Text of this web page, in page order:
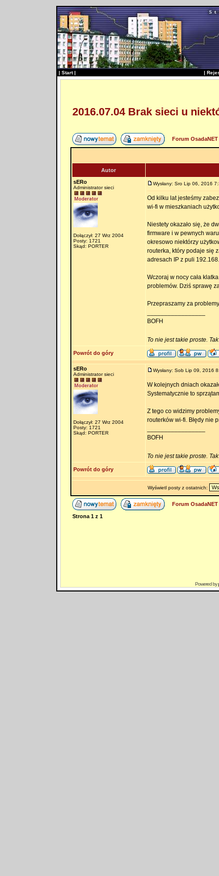
| Start| |
2016.07.04 Brak sieci u
Forum
Autor
sERo
Administrator sieci
Dołączył: 27 Wrz 2004
Posty: 1721
Skąd: PORTER
Wysłany: Sro Lip 06, 2016
Od kilku lat jesteśmy
wi-fi w mieszkaniach
Niestety okazało się, że
firmware i w pewnych
okresowo niektórzy
routerka, który podaje się
adresach IP z puli
Wczoraj w nocy cała
problemów. Dziś sprawę
Przepraszamy za
BOFH
To nie jest takie proste.
Powrót do góry
sERo
Administrator sieci
Dołączył: 27 Wrz 2004
Posty: 1721
Skąd: PORTER
Wysłany: Sob Lip 09, 2016
W kolejnych dniach
Systematycznie to
Z tego co widzimy
routerków wi-fi. Błędy nie
BOFH
To nie jest takie proste.
Powrót do góry
Wyświetl posty z ostatnich:
Forum
Strona 1z 1
Powered by